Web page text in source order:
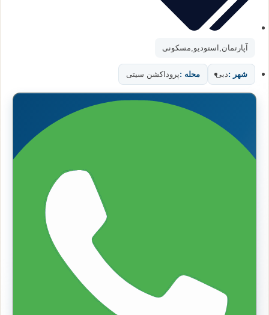
آپارتمان,استودیو,مسکونی
شهر : دبی محله :پروداکشن سیتی